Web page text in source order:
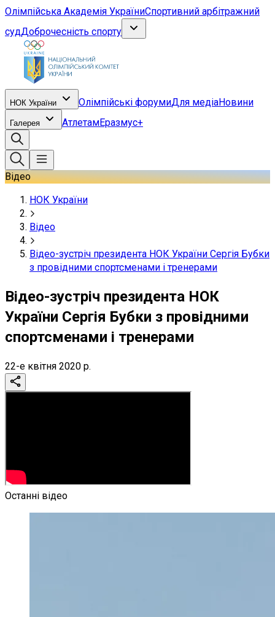
Олімпійська Академія УкраїниСпортивний арбітражний
судДоброчесність спорту
НОК України Олімпійські форумиДля медіаНовини
Галерея АтлетамЕразмус+
Відео
НОК України
Відео
Відео-зустріч президента НОК України Сергія Бубки
з провідними спортсменами і тренерами
Відео-зустріч президента НОК
України Сергія Бубки з провідними
спортсменами і тренерами
22-е квітня 2020 р.
Останні відео